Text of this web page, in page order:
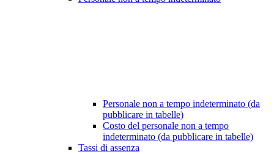
Personale non a tempo indeterminato (da
pubblicare in tabelle)
Costo del personale non a tempo
indeterminato (da pubblicare in tabelle)
Tassi di assenza